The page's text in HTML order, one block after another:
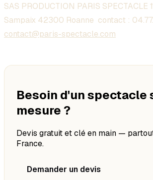
SAS PRODUCTION PARIS SPECTACLE
Sampaix 42300 Roanne contact :
contact@paris-spectacle.com
Besoin d'un spectacle
mesure ?
Devis gratuit et clé en main —
France.
Demander un devis